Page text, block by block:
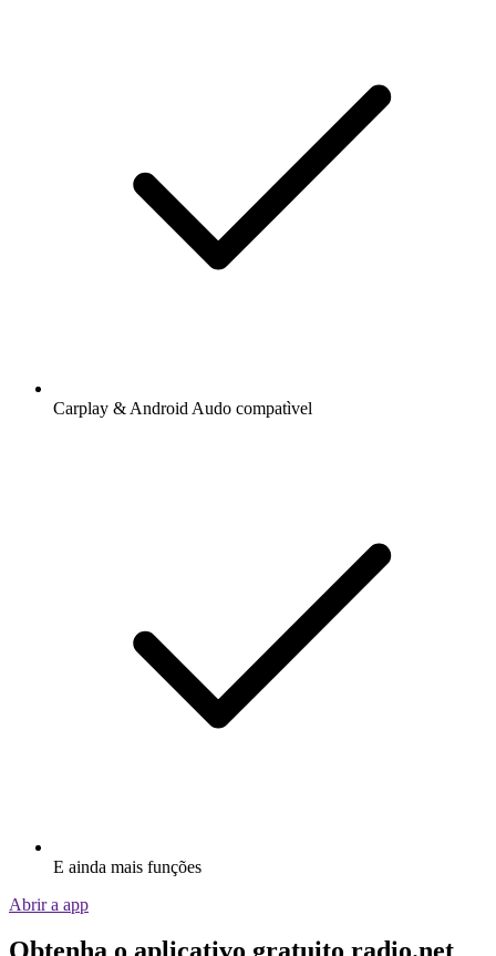
Carplay & Android Audo compatìvel
E ainda mais funções
Abrir a app